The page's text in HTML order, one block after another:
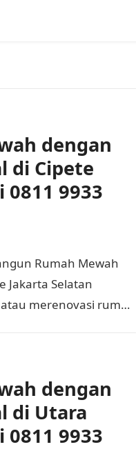
dengan
di Cipete
9933
Rumah Mewah
Jakarta Selatan
merenovasi rumah
dengan
di Utara
9933